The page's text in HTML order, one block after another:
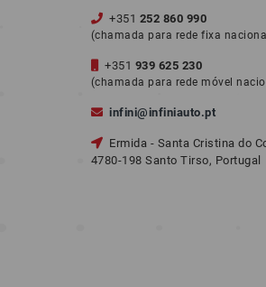
+351 252 860 990
(chamada para rede fixa
+351 939 625 230
(chamada para rede móvel
infini@infiniauto.pt
Ermida - Santa Cristina do
4780-198 Santo Tirso, Portugal